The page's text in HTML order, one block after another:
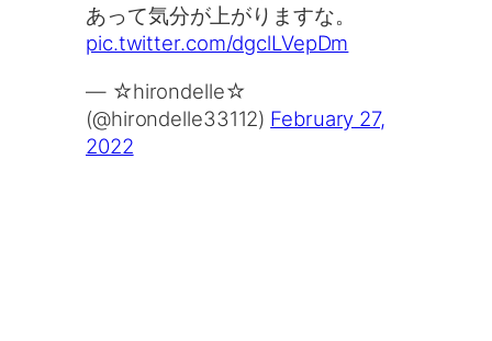
あって気分が上がりますな。
pic.twitter.com/dgclLVepDm
— ☆hirondelle☆
(@hirondelle33112) February 27,
2022